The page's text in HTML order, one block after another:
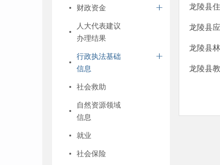
财政资金
人大代表建议
办理结果
行政执法基础
信息
社会救助
自然资源领域
信息
就业
社会保险
龙陵县
龙陵县
龙陵县
龙陵县